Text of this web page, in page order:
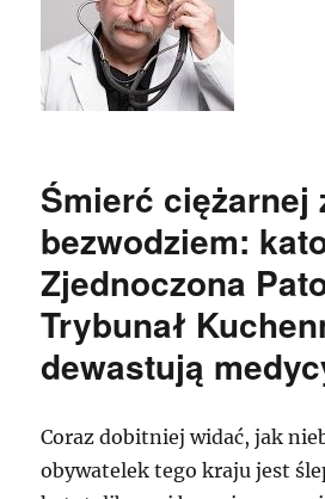
Śmierć ciężarnej
bezwodziem:
Zjednoczona
Trybunał
dewastują
Coraz dobitniej widać, jak
obywatelek tego kraju jest